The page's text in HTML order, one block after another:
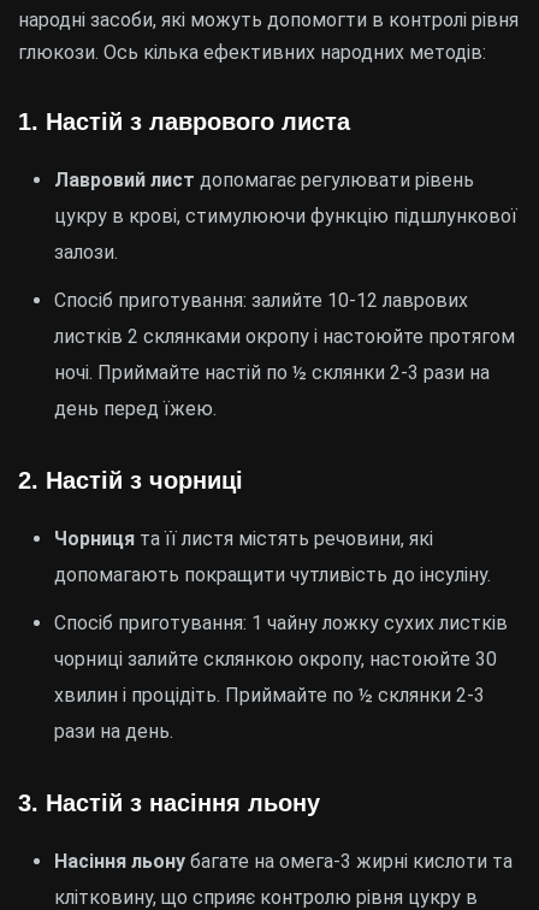
народні засоби, які можуть допомогти в контролі рівня
глюкози. Ось кілька ефективних народних методів:
1. Настій з лаврового листа
Лавровий лист допомагає регулювати рівень
цукру в крові, стимулюючи функцію підшлункової
залози.
Спосіб приготування: залийте 10-12 лаврових
листків 2 склянками окропу і настоюйте протягом
ночі. Приймайте настій по ½ склянки 2-3 рази на
день перед їжею.
2. Настій з чорниці
Чорниця та її листя містять речовини, які
допомагають покращити чутливість до інсуліну.
Спосіб приготування: 1 чайну ложку сухих листків
чорниці залийте склянкою окропу, настоюйте 30
хвилин і процідіть. Приймайте по ½ склянки 2-3
рази на день.
3. Настій з насіння льону
Насіння льону багате на омега-3 жирні кислоти та
клітковину, що сприяє контролю рівня цукру в